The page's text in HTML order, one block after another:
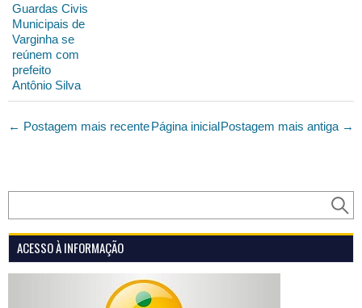
Guardas Civis
Municipais de
Varginha se
reúnem com
prefeito
Antônio Silva
← Postagem mais recente Postagem mais antiga →
Página inicial
ACESSO À INFORMAÇÃO